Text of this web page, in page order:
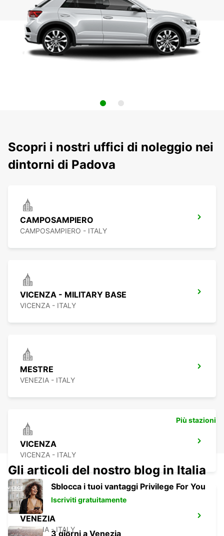
Scopri i nostri uffici di noleggio nei
dintorni di Padova
CAMPOSAMPIERO
CAMPOSAMPIERO - ITALY
VICENZA - MILITARY BASE
VICENZA - ITALY
MESTRE
VENEZIA - ITALY
VICENZA
VICENZA - ITALY
VENEZIA
VENEZIA - ITALY
Più stazioni
Gli articoli del nostro blog in Italia
Sblocca i tuoi vantaggi Privilege For You
Iscriviti gratuitamente
3 giorni a Venezia